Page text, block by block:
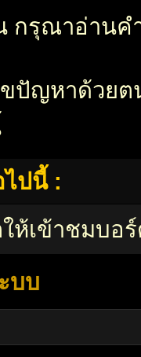
กรุณาอ่านค
ปัญหาด้วย
ปนี้ :
เข้าชมบอ
บบ